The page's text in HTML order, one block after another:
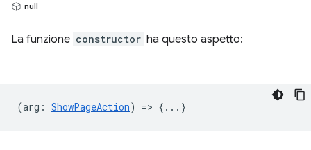
null
La funzione constructor ha questo aspetto:
(arg : ShowPageAction) => {...}